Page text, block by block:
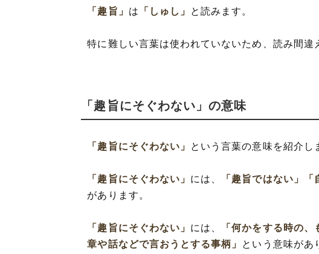
「趣旨」 は 「しゅし」 と読みます。
特に難しい言葉は使われていないため、読み間違
「趣旨にそぐわない」の意味
「趣旨にそぐわない」 という言葉の意味を紹介し
「趣旨にそぐわない」 には、 「趣旨ではない」
があります。
「趣旨にそぐわない」 には、 「何かをする時の、
章や話などで言おうとする事柄」 という意味があ